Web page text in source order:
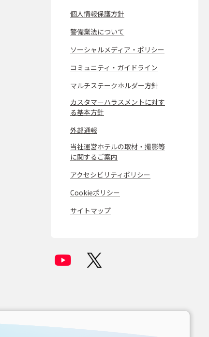
個人情報保護方針
警備業法について
ソーシャルメディア・ポリシー
コミュニティ・ガイドライン
マルチステークホルダー方針
カスタマーハラスメントに対す
る基本方針
外部通報
当社運営ホテルの取材・撮影等
に関するご案内
アクセシビリティポリシー
Cookieポリシー
サイトマップ